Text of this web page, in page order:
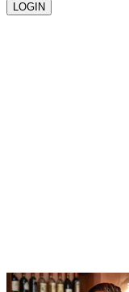
LOGIN